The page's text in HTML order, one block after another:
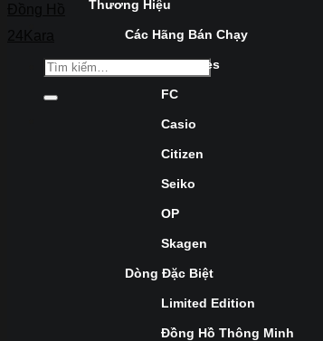
Thương Hiệu
Các Hãng Bán Chạy
Longines
FC
Casio
Citizen
Seiko
OP
Skagen
Dòng Đặc Biệt
Limited Edition
Đồng Hồ Thông Minh